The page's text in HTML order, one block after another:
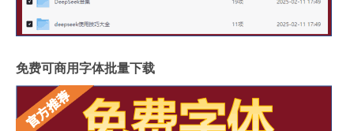
免费可商用字体批量下载